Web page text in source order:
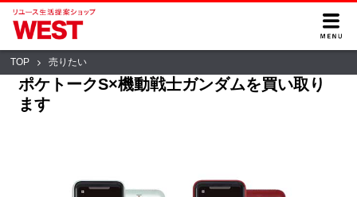
TOP 売りたい
ポケトークS×機動戦士ガンダムを買い取り
ます